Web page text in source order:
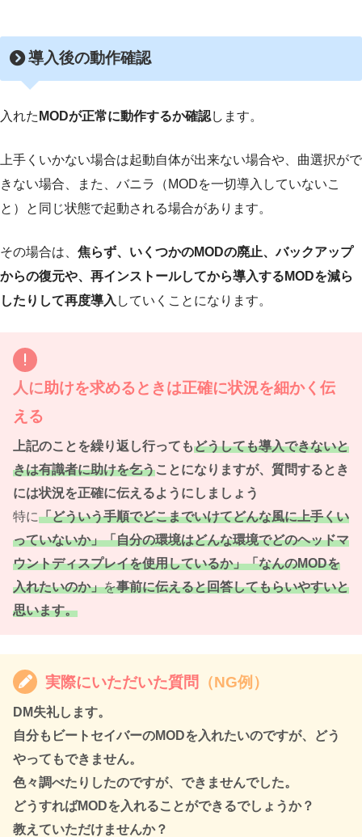
導入後の動作確認
入れた MODが正常に動作するか確認します。
上手くいかない場合は起動自体が出来ない場合や、曲選択がで
きない場合、また、バニラ（MODを一切導入していないこ
と）と同じ状態で起動される場合があります。
その場合は、 焦らず、いくつかのMODの廃止、バックアップ
からの復元や、再インストールしてから導入するMODを減ら
したりして再度導入 していくことになります。
人に助けを求めるときは正確に状況を細かく伝
える
上記のことを繰り返し行ってもどうしても導入できないと
きは有識者に助けを乞うことになりますが、質問するとき
には状況を正確に伝えるようにしましょう
特に「どういう手順でどこまでいけてどんな風に上手くい
っていないか」「自分の環境はどんな環境でどのヘッドマ
ウントディスプレイを使用しているか」「なんのMODを
入れたいのか」を事前に伝えると回答してもらいやすいと
思います。
実際にいただいた質問 （NG例）
DM失礼します。
自分もビートセイバーのMODを入れたいのですが、どう
やってもできません。
色々調べたりしたのですが、できませんでした。
どうすればMODを入れることができるでしょうか？
教えていただけませんか？